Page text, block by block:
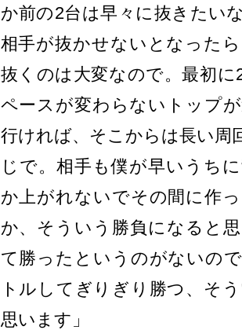
か前の2台は早々に抜きたい
相手が抜かせないとなった
抜くのは大変なので。最初
ペースが変わらないトップ
行ければ、そこからは長い周
じで。相手も僕が早いうち
か上がれないでその間に作
か、そういう勝負になると
て勝ったというのがないの
トルしてぎりぎり勝つ、そ
思います」